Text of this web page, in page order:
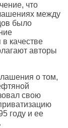
что
между
было
качестве
авторы
о том,
свою
году и ее